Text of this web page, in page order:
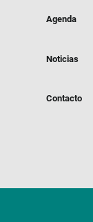
Agenda
Noticias
Contacto